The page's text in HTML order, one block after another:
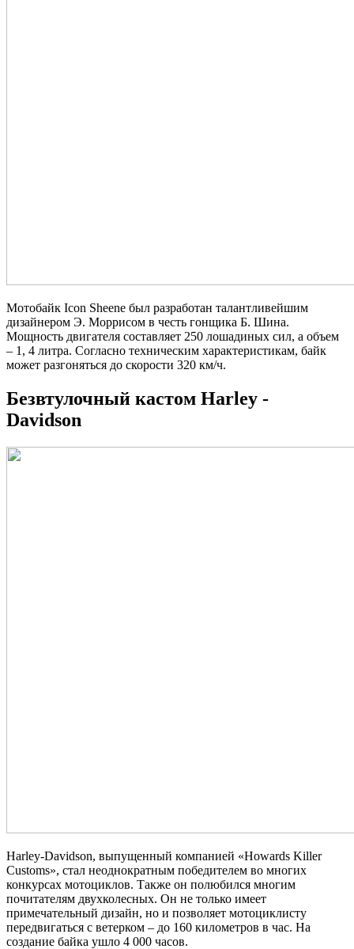
Мотобайк Icon Sheene был разработан талантливейшим
дизайнером Э. Моррисом в честь гонщика Б. Шина.
Мощность двигателя составляет 250 лошадиных сил, а объем
– 1, 4 литра. Согласно техническим характеристикам, байк
может разгоняться до скорости 320 км/ч.
Безвтулочный кастом Harley -
Davidson
Harley-Davidson, выпущенный компанией «Howards Killer
Customs», стал неоднократным победителем во многих
конкурсах мотоциклов. Также он полюбился многим
почитателям двухколесных. Он не только имеет
примечательный дизайн, но и позволяет мотоциклисту
передвигаться с ветерком – до 160 километров в час. На
создание байка ушло 4 000 часов.